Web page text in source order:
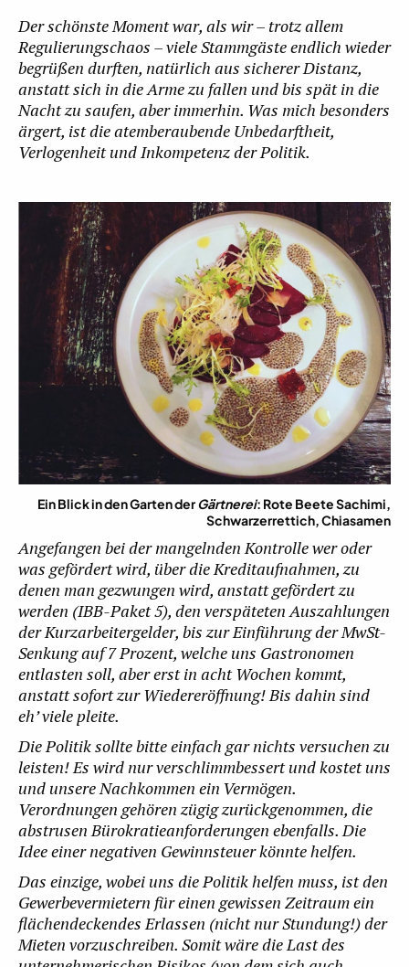
Der schönste Moment war, als wir – trotz allem
Regulierungschaos – viele Stammgäste endlich wieder
begrüßen durften, natürlich aus sicherer Distanz,
anstatt sich in die Arme zu fallen und bis spät in die
Nacht zu saufen, aber immerhin. Was mich besonders
ärgert, ist die atemberaubende Unbedarftheit,
Verlogenheit und Inkompetenz der Politik.
Ein Blick in den Garten derGärtnerei: Rote Beete Sachimi,
Schwarzerrettich, Chiasamen
Angefangen bei der mangelnden Kontrolle wer oder
was gefördert wird, über die Kreditaufnahmen, zu
denen man gezwungen wird, anstatt gefördert zu
werden (IBB-Paket 5), den verspäteten Auszahlungen
der Kurzarbeitergelder, bis zur Einführung der MwSt-
Senkung auf 7 Prozent, welche uns Gastronomen
entlasten soll, aber erst in acht Wochen kommt,
anstatt sofort zur Wiedereröffnung! Bis dahin sind
eh’ viele pleite.
Die Politik sollte bitte einfach gar nichts versuchen zu
leisten! Es wird nur verschlimmbessert und kostet uns
und unsere Nachkommen ein Vermögen.
Verordnungen gehören zügig zurückgenommen, die
abstrusen Bürokratieanforderungen ebenfalls.Die
Idee einer negativen Gewinnsteuer könnte helfen.
Das einzige, wobei uns die Politik helfen muss, ist den
Gewerbevermietern für einen gewissen Zeitraum ein
flächendeckendes Erlassen (nicht nur Stundung!) der
Mieten vorzuschreiben. Somit wäre die Last des